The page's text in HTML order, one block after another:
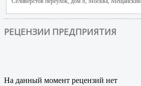
РЕЦЕНЗИИ ПРЕДПРИЯТИЯ
На данный момент рецензий нет